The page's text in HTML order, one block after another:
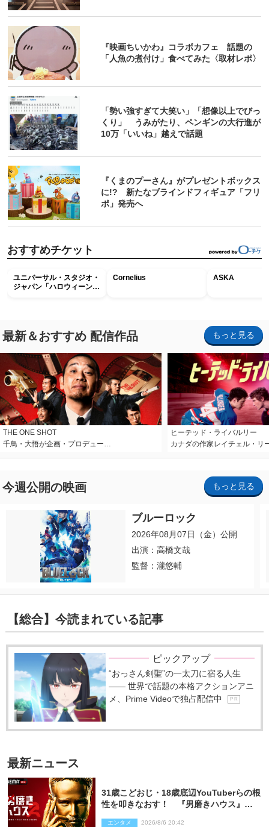
『映画ちいかわ』コラボカフェ 話題の
「人魚の煮付け」食べてみた〈取材レポ〉
「勢い強すぎて大笑い」「想像以上でびっ
くり」 うみがたり、ペンギンの大行進が
10万「いいね」越えで話題
『くまのプーさん』がプレゼントボックス
に!? 新たなブラインドフィギュア「フリ
ポ」発売へ
おすすめチケット
ユニバーサル・スタジオ・
ジャパン「ハロウィーン・
Cornelius ASKA
最新＆おすすめ 配信作品 もっと見る
THE ONE SHOT
千鳥・大悟が企画・プロデュー…
ヒーテッド・ライバルリー
カナダの作家レイチェル・リ
今週公開の映画 もっと見る
ブルーロック
2026年08月07日（金）公開
出演：高橋文哉
監督：瀧悠輔
【総合】今読まれている記事
ピックアップ
“おっさん剣聖”の一太刀に宿る人生
―― 世界で話題の本格アクションアニ
メ、Prime Videoで独占配信中
P R
最新ニュース
31歳こどおじ・18歳底辺YouTuberらの根
性を叩きなおす！ 『男磨きハウス』第2
エンタメ 2026/8/6 20:42